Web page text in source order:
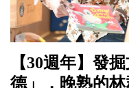
【30週年】發
德」，晚熟的